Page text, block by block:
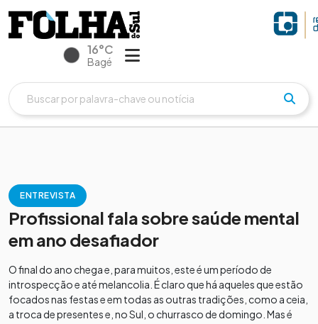
16°C
Bagé
ENTREVISTA
Profissional fala sobre saúde mental
em ano desafiador
O final do ano chega e, para muitos, este é um período de
introspecção e até melancolia. É claro que há aqueles que estão
focados nas festas e em todas as outras tradições, como a ceia,
a troca de presentes e, no Sul, o churrasco de domingo. Mas é